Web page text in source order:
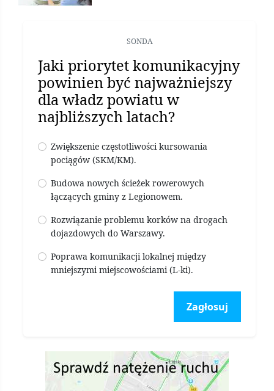
SONDA
Jaki priorytet komunikacyjny
powinien być najważniejszy
dla władz powiatu w
najbliższych latach?
Zwiększenie częstotliwości kursowania
pociągów (SKM/KM).
Budowa nowych ścieżek rowerowych
łączących gminy z Legionowem.
Rozwiązanie problemu korków na drogach
dojazdowych do Warszawy.
Poprawa komunikacji lokalnej między
mniejszymi miejscowościami (L-ki).
Zagłosuj